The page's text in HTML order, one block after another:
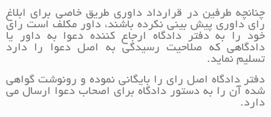
چنانچه طرفین در قرارداد داوری طریق خاصی برای ابلاغ
رای داوری پیش بینی نکرده باشند، داور مکلف است رای
خود را به دفتر دادگاه ارجاع کننده دعوا به داور یا
دادگاهی که صلاحیت رسیدگی به اصل دعوا را دارد
تسلیم نماید.
دفتر دادگاه اصل رای را بایگانی نموده و رونوشت گواهی
شده آن را به دستور دادگاه برای اصحاب دعوا ارسال می
دارد.